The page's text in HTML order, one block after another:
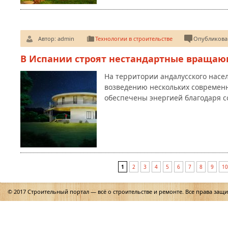
Автор: admin Технологии в строительстве
В Испании строят нестандартные
На территории андалусского
возведению нескольких
обеспечены энергией благодаря
1 2 3 4 5 6 7 8 9 10
© 2017 Строительный портал — всё о строительстве и ремонте. Все права